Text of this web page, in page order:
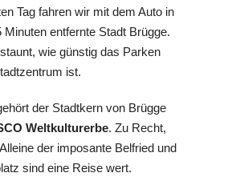
Tag fahren wir mit dem Auto in
Minuten entfernte Stadt Brügge.
wie günstig das Parken
ist.
der Stadtkern von Brügge
Weltkulturerbe. Zu Recht,
der imposante Belfried und
sind eine Reise wert.